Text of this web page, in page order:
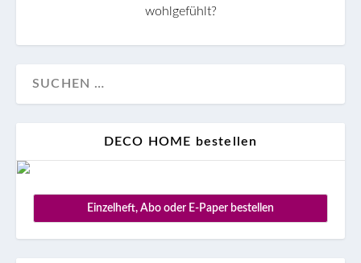
wohlgefühlt?
DECO HOME bestellen
Einzelheft, Abo oder E-Paper bestellen